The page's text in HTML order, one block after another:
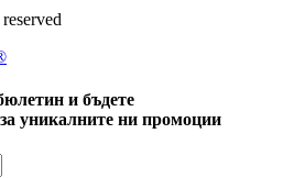
и бъдете
уникалните ни промоции